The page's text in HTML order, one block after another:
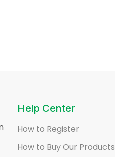
Help Center
How to Register
How to Buy Our Products